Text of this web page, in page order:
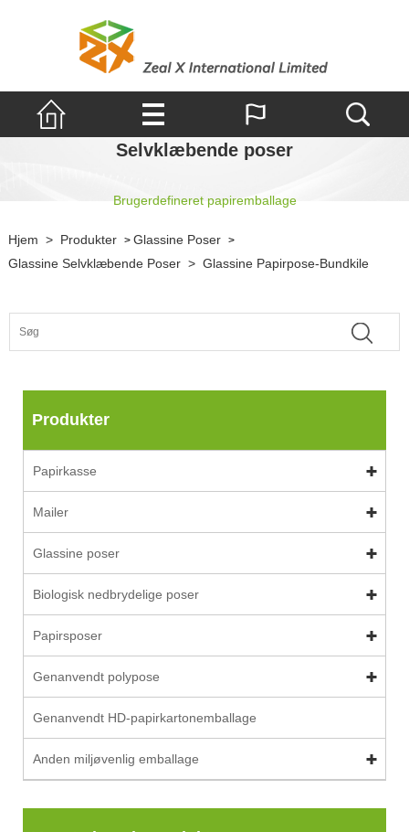
Selvklæbende poser
Brugerdefineret papiremballage
Hjem > Produkter > Glassine Poser >
Glassine Selvklæbende Poser > Glassine Papirpose-Bundkile
Produkter
Papirkasse
Mailer
Glassine poser
Biologisk nedbrydelige poser
Papirsposer
Genanvendt polypose
Genanvendt HD-papirkartonemballage
Anden miljøvenlig emballage